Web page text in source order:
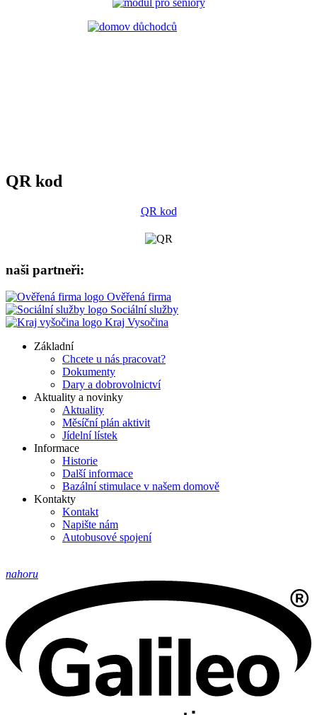
QR kod
QR kod
naši partneři:
Ověřená firma
Sociální služby
Kraj Vysočina
Základní
Chcete u nás pracovat?
Dokumenty
Dary a dobrovolnictví
Aktuality a novinky
Aktuality
Měsíční plán aktivit
Jídelní lístek
Informace
Historie
Další informace
Bazální stimulace v našem domově
Kontakty
Kontakt
Napište nám
Autobusové spojení
nahoru